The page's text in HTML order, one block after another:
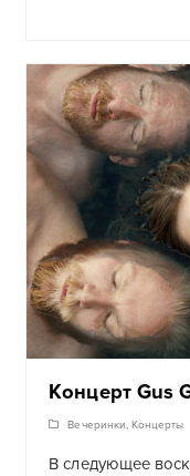
Концерт Gus
Вечеринки, Концерты
В следующее